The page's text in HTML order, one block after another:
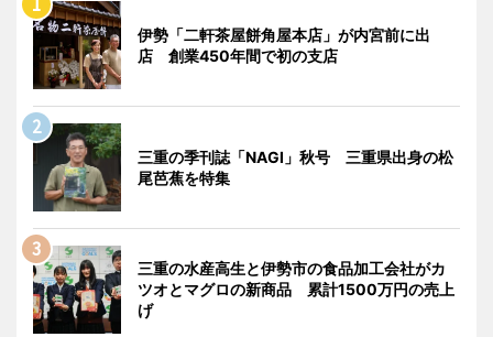
伊勢「二軒茶屋餅角屋本店」が内宮前に出
店 創業450年間で初の支店
三重の季刊誌「NAGI」秋号 三重県出身の松
尾芭蕉を特集
三重の水産高生と伊勢市の食品加工会社がカ
ツオとマグロの新商品 累計1500万円の売上
げ